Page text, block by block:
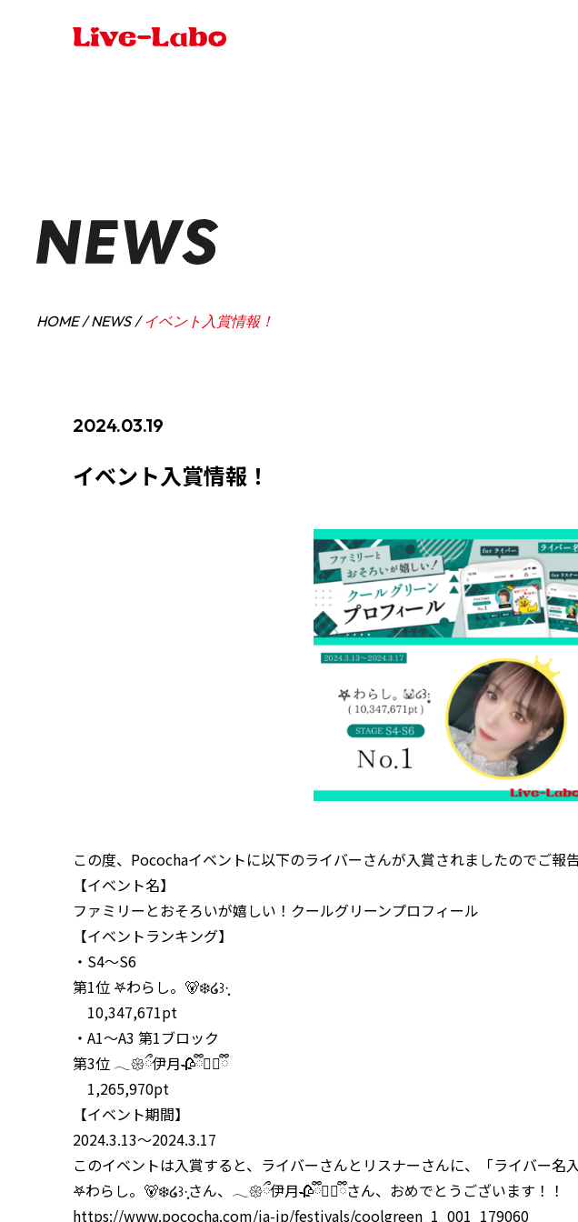
HOME NEWS イベント入賞情報！
2024.03.19
イベント入賞情報！
この度、Pocochaイベントに以下のライバーさんが入賞されましたのでご報告
【イベント名】
ファミリーとおそろいが嬉しい！クールグリーンプロフィール
【イベントランキング】
・S4～S6
第1位 𖤐わらし。🐻‍❄️໒꒱·̩͙
10,347,671pt
・A1～A3 第1ブロック
第3位 𓂃𑁍ྀ伊月🥀ྀི🐕‍🦺ྀི
1,265,970pt
【イベント期間】
2024.3.13～2024.3.17
このイベントは入賞すると、ライバーさんとリスナーさんに、「ライバー名
𖤐わらし。🐻‍❄️໒꒱·̩͙さん、𓂃𑁍ྀ伊月🥀ྀི🐕‍🦺ྀིさん、おめでとうございます！！
https://www.pococha.com/ja-jp/festivals/coolgreen_1_001_179060